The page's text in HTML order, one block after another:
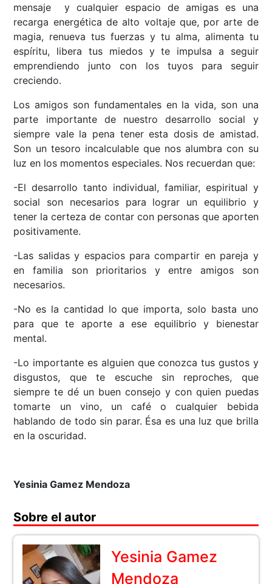
mensaje y cualquier espacio de amigas es una
recarga energética de alto voltaje que, por arte de
magia, renueva tus fuerzas y tu alma, alimenta tu
espíritu, libera tus miedos y te impulsa a seguir
emprendiendo junto con los tuyos para seguir
creciendo.
Los amigos son fundamentales en la vida, son una
parte importante de nuestro desarrollo social y
siempre vale la pena tener esta dosis de amistad.
Son un tesoro incalculable que nos alumbra con su
luz en los momentos especiales. Nos recuerdan que:
-El desarrollo tanto individual, familiar, espiritual y
social son necesarios para lograr un equilibrio y
tener la certeza de contar con personas que aporten
positivamente.
-Las salidas y espacios para compartir en pareja y
en familia son prioritarios y entre amigos son
necesarios.
-No es la cantidad lo que importa, solo basta uno
para que te aporte a ese equilibrio y bienestar
mental.
-Lo importante es alguien que conozca tus gustos y
disgustos, que te escuche sin reproches, que
siempre te dé un buen consejo y con quien puedas
tomarte un vino, un café o cualquier bebida
hablando de todo sin parar. Ésa es una luz que brilla
en la oscuridad.
Yesinia Gamez Mendoza
Sobre el autor
Yesinia Gamez
Mendoza